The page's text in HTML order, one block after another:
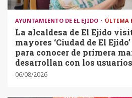
AYUNTAMIENTO DE EL EJIDO ÚLTIMA
La alcaldesa de El Ejido
mayores ‘Ciudad de El
para conocer de primera
desarrollan con los usuarios
06/08/2026